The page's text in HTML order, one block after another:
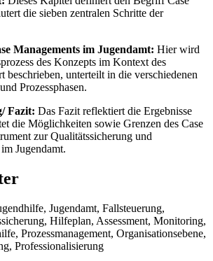
die sieben zentralen Schritte der
Managements im Jugendamt: Hier wird
des Konzepts im Kontext des
beschrieben, unterteilt in die verschiedenen
Prozessphasen.
Fazit: Das Fazit reflektiert die Ergebnisse
die Möglichkeiten sowie Grenzen des Case
zur Qualitätssicherung und
Jugendamt.
Jugendamt, Fallsteuerung,
Hilfeplan, Assessment, Monitoring,
Prozessmanagement, Organisationsebene,
Professionalisierung